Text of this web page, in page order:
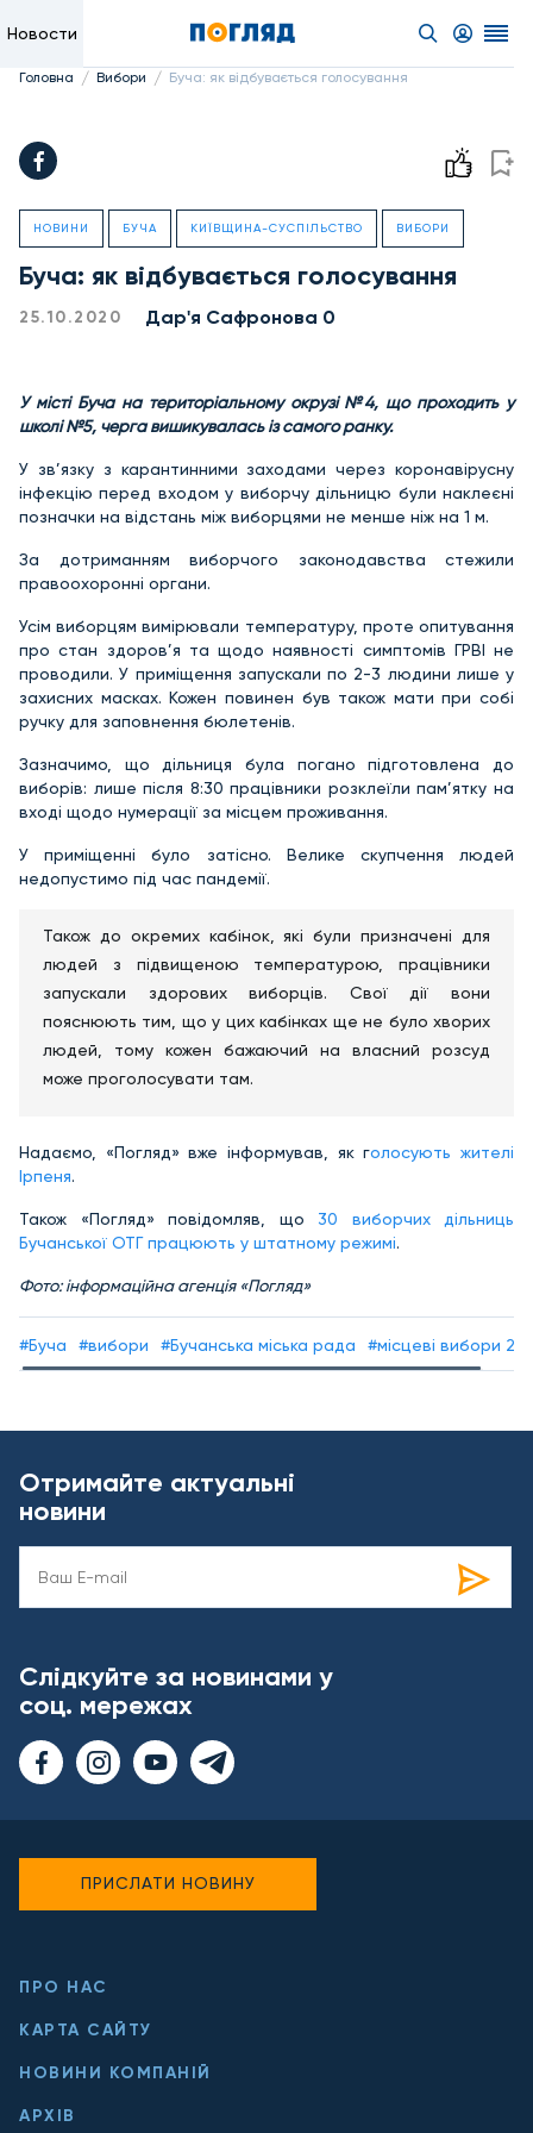
Новости
Головна / Вибори / Буча: як відбувається голосування
НОВИНИ БУЧА КИЇВЩИНА-СУСПІЛЬСТВО ВИБОРИ
Буча: як відбувається голосування
25.10.2020 Дар'я Сафронова 0
У місті Буча на територіальному окрузі №4, що проходить у
школі №5, черга вишикувалась із самого ранку.
У зв’язку з карантинними заходами через коронавірусну
інфекцію перед входом у виборчу дільницю були наклеєні
позначки на відстань між виборцями не менше ніж на 1 м.
За дотриманням виборчого законодавства стежили
правоохоронні органи.
Усім виборцям вимірювали температуру, проте опитування
про стан здоров’я та щодо наявності симптомів ГРВІ не
проводили. У приміщення запускали по 2-3 людини лише у
захисних масках. Кожен повинен був також мати при собі
ручку для заповнення бюлетенів.
Зазначимо, що дільниця була погано підготовлена до
виборів: лише після 8:30 працівники розклеїли пам’ятку на
вході щодо нумерації за місцем проживання.
У приміщенні було затісно. Велике скупчення людей
недопустимо під час пандемії.
Також до окремих кабінок, які були призначені для
людей з підвищеною температурою, працівники
запускали здорових виборців. Свої дії вони
пояснюють тим, що у цих кабінках ще не було хворих
людей, тому кожен бажаючий на власний розсуд
може проголосувати там.
Надаємо, «Погляд» вже інформував, як голосують жителі
Ірпеня.
Також «Погляд» повідомляв, що 30 виборчих дільниць
Бучанської ОТГ працюють у штатному режимі.
Фото: інформаційна агенція «Погляд»
#Буча #вибори #Бучанська міська рада #місцеві вибори
Отримайте актуальні
новини
Слідкуйте за новинами у
соц. мережах
ПРО НАС
КАРТА САЙТУ
НОВИНИ КОМПАНІЙ
АРХІВ
ПРИСЛАТИ НОВИНУ